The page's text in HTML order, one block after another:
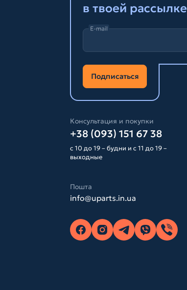
в твоей рассылке
E-mail
Подписаться
Консультация и покупки
+38 (093) 151 67 38
с 10 до 19 – будни и с 11 до 19 –
выходные
Пошта
info@uparts.in.ua